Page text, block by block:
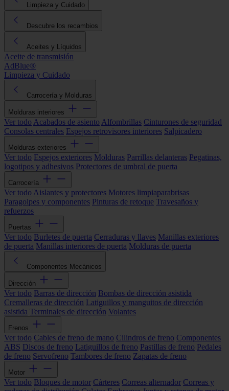
Limpieza y Cuidado
Descubre los recambios
Aceites y Líquidos
Aceite de transmisión
AdBlue®
Limpieza y Cuidado
Carrocería y Molduras
Molduras interiores
Ver todo Acabados de asiento Alfombrillas Cinturones de seguridad
Consolas centrales Espejos retrovisores interiores Salpicadero
Molduras exteriores
Ver todo Espejos exteriores Molduras Parrillas delanteras Pegatinas,
logotipos y adhesivos Protectores de umbral de puerta
Carrocería
Ver todo Aislantes y protectores Motores limpiaparabrisas
Paragolpes y componentes Pinturas de retoque Travesaños y
refuerzos
Puertas
Ver todo Burletes de puerta Cerraduras y llaves Manillas exteriores
de puerta Manillas interiores de puerta Molduras de puerta
Componentes Mecánicos
Dirección
Ver todo Barras de dirección Bombas de dirección asistida
Cremalleras de dirección Latiguillos y manguitos de dirección
asistida Terminales de dirección Volantes
Frenos
Ver todo Cables de freno de mano Cilindros de freno Componentes
ABS Discos de freno Latiguillos de freno Pastillas de freno Pedales
de freno Servofreno Tambores de freno Zapatas de freno
Motor
Ver todo Bloques de motor Cárteres Correas alternador Correas y